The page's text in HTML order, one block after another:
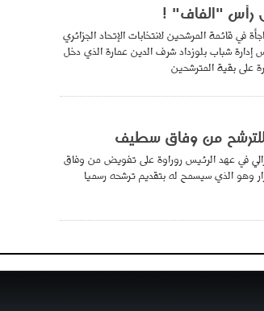
رأس "الفاف" !
في قائمة المرشحين لانتخابات الإتحاد الجزائري
إدارة شباب بلوزداد شرف الدين عمارة الذي دخل
على بقية المترشحين
من وفاق سطيف
في عهد الرئيس روراوة على تفويض من وفاق
الذي سيسمح له بتقديم ترشحه رسميا